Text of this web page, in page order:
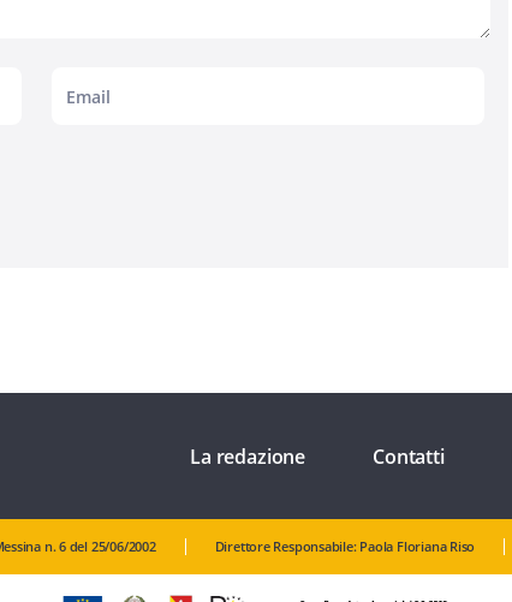
La redazione Contatti
n. 6 del 25/06/2002 Direttore Responsabile: Paola Floriana Riso